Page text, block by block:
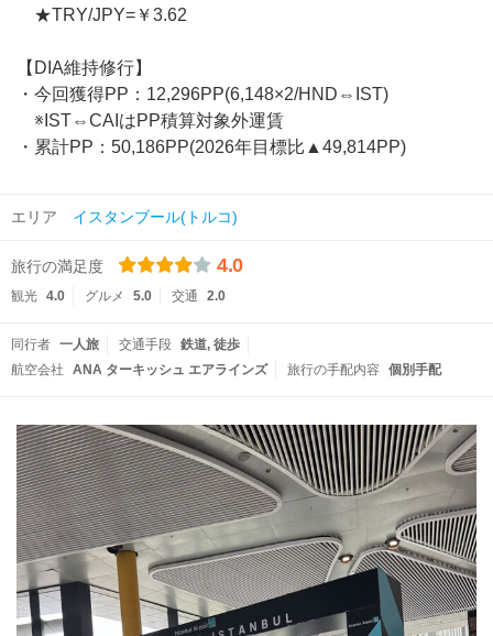
★TRY/JPY=￥3.62
【DIA維持修行】
・今回獲得PP：12,296PP(6,148×2/HND⇔IST)
※IST⇔CAIはPP積算対象外運賃
・累計PP：50,186PP(2026年目標比▲49,814PP)
エリア イスタンブール(トルコ)
旅行の満足度 4.0
観光 4.0 グルメ 5.0 交通 2.0
同行者 一人旅 交通手段 鉄道 徒歩
航空会社
ANA ターキッシュ エアラインズ 旅行の手配内容 個別手配